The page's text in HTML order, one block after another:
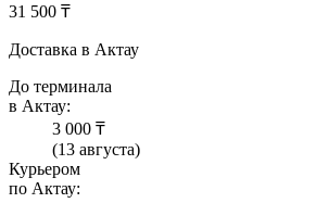
31 500 ₸
Доставка в Актау
До терминала
в Актау:
3 000 ₸
(13 августа)
Курьером
по Актау: